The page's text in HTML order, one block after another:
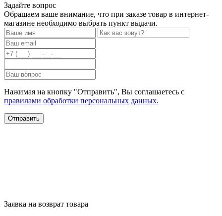
Задайте вопрос
Обращаем ваше внимание, что при заказе товар в интернет-
магазине необходимо выбрать пункт выдачи.
Нажимая на кнопку "Отправить", Вы соглашаетесь с
правилами обработки персональных данных.
Заявка на возврат товара